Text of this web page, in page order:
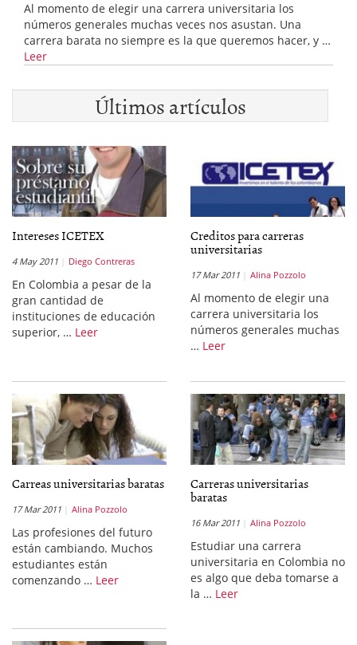
Al momento de elegir una carrera universitaria los
números generales muchas veces nos asustan. Una
carrera barata no siempre es la que queremos hacer, y …
Leer
Últimos artículos
Intereses ICETEX
4 May 2011 Diego Contreras
En Colombia a pesar de la
gran cantidad de
instituciones de educación
superior, … Leer
Creditos para carreras
universitarias
17 Mar 2011 Alina Pozzolo
Al momento de elegir una
carrera universitaria los
números generales muchas
… Leer
Carreas universitarias baratas
17 Mar 2011 Alina Pozzolo
Las profesiones del futuro
están cambiando. Muchos
estudiantes están
comenzando … Leer
Carreras universitarias
baratas
16 Mar 2011 Alina Pozzolo
Estudiar una carrera
universitaria en Colombia no
es algo que deba tomarse a
la … Leer